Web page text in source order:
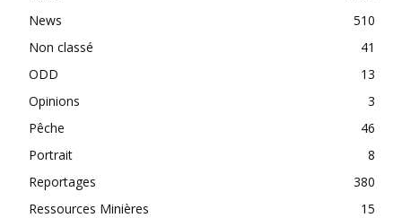
News
510
Non classé
41
ODD
13
Opinions
3
Pêche
46
Portrait
8
Reportages
380
Ressources Minières
15